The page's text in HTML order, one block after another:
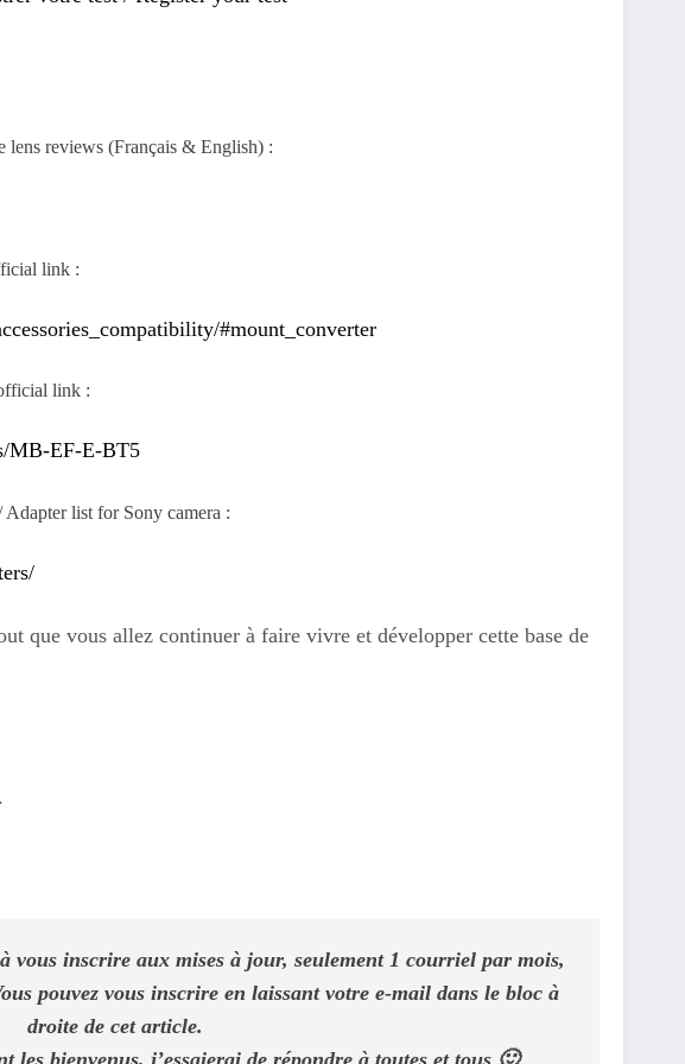
lens reviews (Français & English) :
link :
#mount_converter
link :
MB-EF-E-BT5
list for Sony camera :
que vous allez continuer à faire vivre et développer cette base de
vous inscrire aux mises à jour, seulement 1 courriel par mois,
pouvez vous inscrire en laissant votre e-mail dans le bloc à
droite de cet article.